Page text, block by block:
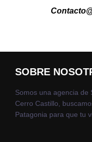
SOBRE
Somos una agencia de
Cerro Castillo,
Patagonia para que tu